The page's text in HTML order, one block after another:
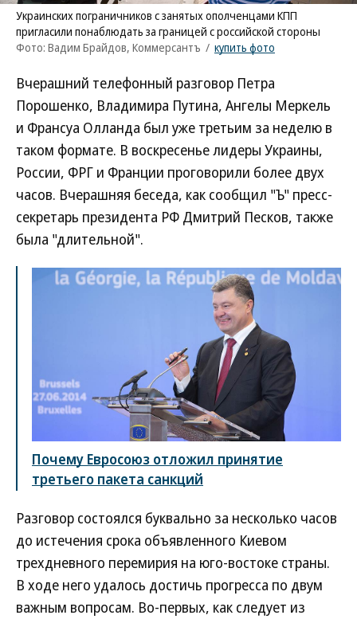
Украинских пограничников с занятых ополченцами КПП
пригласили понаблюдать за границей с российской стороны
Фото: Вадим Брайдов, Коммерсантъ / купить фото
Вчерашний телефонный разговор Петра
Порошенко, Владимира Путина, Ангелы Меркель
и Франсуа Олланда был уже третьим за неделю в
таком формате. В воскресенье лидеры Украины,
России, ФРГ и Франции проговорили более двух
часов. Вчерашняя беседа, как сообщил "Ъ" пресс-
секретарь президента РФ Дмитрий Песков, также
была "длительной".
Почему Евросоюз отложил принятие
третьего пакета санкций
Разговор состоялся буквально за несколько часов
до истечения срока объявленного Киевом
трехдневного перемирия на юго-востоке страны.
В ходе него удалось достичь прогресса по двум
важным вопросам. Во-первых, как следует из